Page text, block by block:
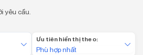
yêu cầu.
Ưu tiên hiển thị theo:
Phù hợp nhất